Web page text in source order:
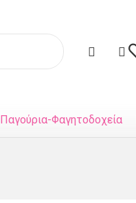
Παγούρια-Φαγητοδοχεία